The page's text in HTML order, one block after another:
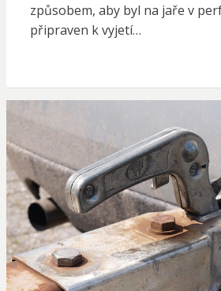
způsobem, aby byl na jaře v
připraven k vyjetí…